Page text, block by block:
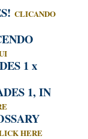
CLICANDO
1 x
1, IN
HERE